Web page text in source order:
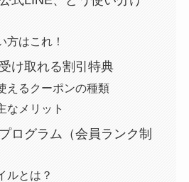
方はこれ！
け取れる割引特典
えるクーポンの種類
なメリット
ログラム（会員ランク制
ルとは？